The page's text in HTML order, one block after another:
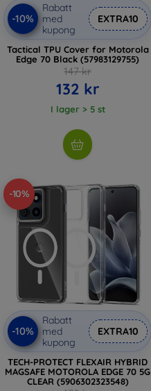
-10%
Rabatt
med
kupong
EXTRA10
Tactical TPU Cover for Motorola
Edge 70 Black (57983129755)
147 kr
132 kr
I lager > 5 st
-10%
-10%
Rabatt
med
kupong
EXTRA10
TECH-PROTECT FLEXAIR HYBRID
MAGSAFE MOTOROLA EDGE 70 5G
CLEAR (5906302323548)